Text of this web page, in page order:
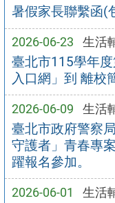
暑假家長聯繫函(
2026-06-23 生活
臺北市115學年
入口網」到 離校
2026-06-09 生活
臺北市政府警察
守護者」青春專
躍報名參加。
2026-06-01 生活